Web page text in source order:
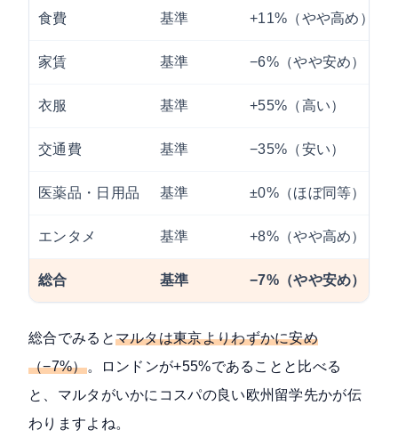
食費 基準 +11%（やや高め）
家賃 基準 −6%（やや安め）
衣服 基準 +55%（高い）
交通費 基準 −35%（安い）
医薬品・日用品 基準 ±0%（ほぼ同等）
エンタメ 基準 +8%（やや高め）
総合 基準 −7%（やや安め）
総合でみるとマルタは東京よりわずかに安め
（−7%）。ロンドンが+55%であることと比べる
と、マルタがいかにコスパの良い欧州留学先かが伝
わりますよね。